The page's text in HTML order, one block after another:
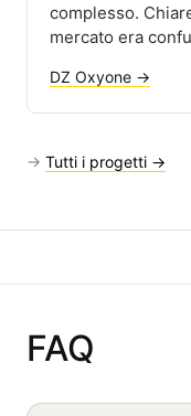
complesso.
mercato era
DZ Oxyone →
→ Tutti i progetti →
FAQ